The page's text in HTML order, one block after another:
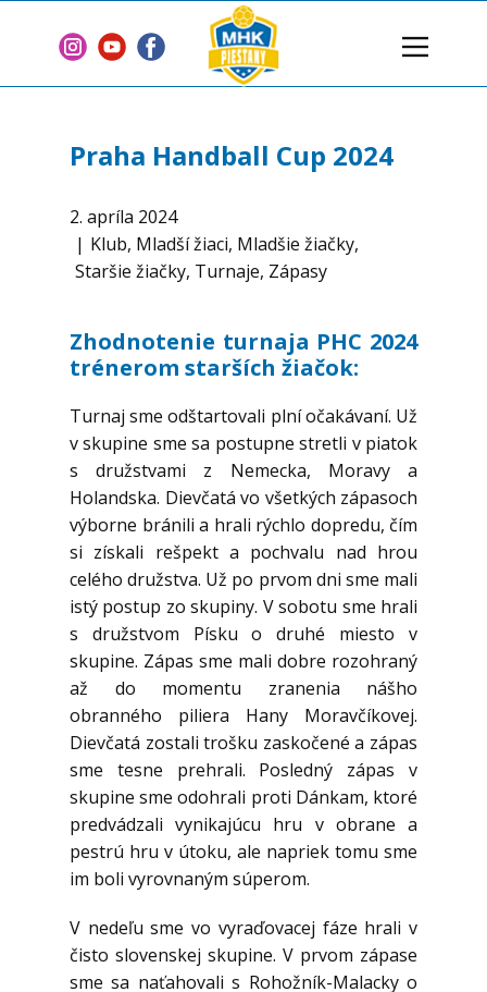
Domov
Tímy
Články
2 % z dane
Zmluvy
Kontakt
Praha Handball Cup 2024
2. apríla 2024
Klub, Mladší žiaci, Mladšie žiačky,
Staršie žiačky, Turnaje, Zápasy
Zhodnotenie turnaja PHC 2024
trénerom starších žiačok:
Turnaj sme odštartovali plní očakávaní. Už
v skupine sme sa postupne stretli v piatok
s družstvami z Nemecka, Moravy a
Holandska. Dievčatá vo všetkých zápasoch
výborne bránili a hrali rýchlo dopredu, čím
si získali rešpekt a pochvalu nad hrou
celého družstva. Už po prvom dni sme mali
istý postup zo skupiny. V sobotu sme hrali
s družstvom Písku o druhé miesto v
skupine. Zápas sme mali dobre rozohraný
až do momentu zranenia nášho
obranného piliera Hany Moravčíkovej.
Dievčatá zostali trošku zaskočené a zápas
sme tesne prehrali. Posledný zápas v
skupine sme odohrali proti Dánkam, ktoré
predvádzali vynikajúcu hru v obrane a
pestrú hru v útoku, ale napriek tomu sme
im boli vyrovnaným súperom.
V nedeľu sme vo vyraďovacej fáze hrali v
čisto slovenskej skupine. V prvom zápase
sme sa naťahovali s Rohožník-Malacky o